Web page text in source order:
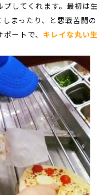
してくれます。最初は生
まったり、と悪戦苦闘の
ートで、 キレイな丸い生